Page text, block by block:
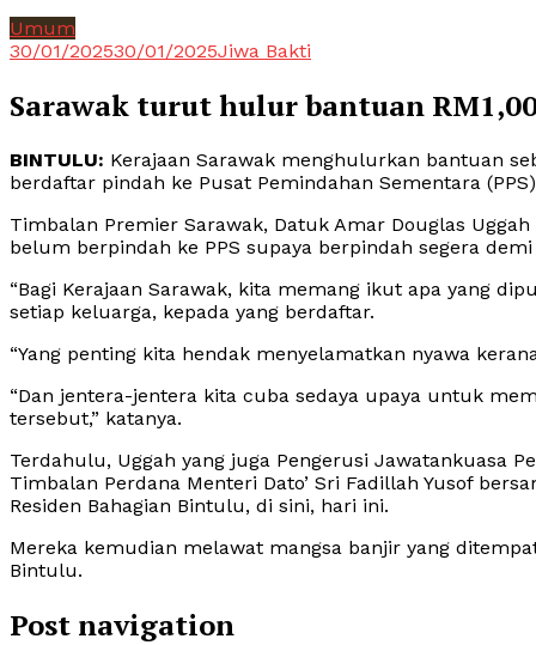
Umum
30/01/202530/01/2025Jiwa Bakti
Sarawak turut hulur bantuan
BINTULU: Kerajaan Sarawak menghulurkan bantuan
berdaftar pindah ke Pusat Pemindahan Sementara
Timbalan Premier Sarawak, Datuk Amar Douglas
belum berpindah ke PPS supaya berpindah segera
“Bagi Kerajaan Sarawak, kita memang ikut apa yang
setiap keluarga, kepada yang berdaftar.
“Yang penting kita hendak menyelamatkan nyawa
“Dan jentera-jentera kita cuba sedaya upaya untuk
tersebut,” katanya.
Terdahulu, Uggah yang juga Pengerusi Jawatankuasa
Timbalan Perdana Menteri Dato’ Sri Fadillah Yusof
Residen Bahagian Bintulu, di sini, hari ini.
Mereka kemudian melawat mangsa banjir yang
Bintulu.
Post navigation